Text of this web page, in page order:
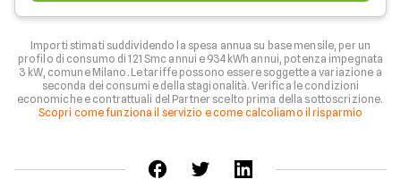
Importi stimati suddividendo la spesa annua su base mensile, per un
profilo di consumo di 121 Smc annui e 934 kWh annui, potenza impegnata
3 kW, comune Milano. Le tariffe possono essere soggette a variazione a
seconda dei consumi e della stagionalità. Verifica le condizioni
economiche e contrattuali del Partner scelto prima della sottoscrizione.
Scopri come funziona il servizio e come calcoliamo il risparmio